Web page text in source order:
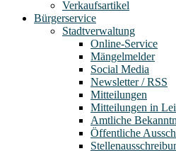
Verkaufsartikel
Bürgerservice
Stadtverwaltung
Online-Service
Mängelmelder
Social Media
Newsletter / RSS
Mitteilungen
Mitteilungen in
Amtliche
Öffentliche